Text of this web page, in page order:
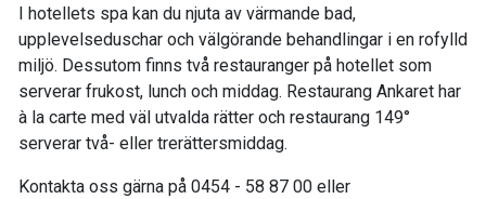
I hotellets spa kan du njuta av värmande bad,
upplevelseduschar och välgörande behandlingar i en rofylld
miljö. Dessutom finns två restauranger på hotellet som
serverar frukost, lunch och middag. Restaurang Ankaret har
à la carte med väl utvalda rätter och restaurang 149°
serverar två- eller trerättersmiddag.
Kontakta oss gärna på 0454 - 58 87 00 eller